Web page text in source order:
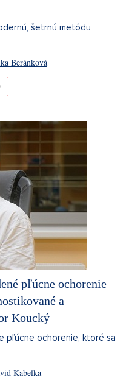
šetrnú metódu
Beránková
pľúcne ochorenie
a
Koucký
pľúcne ochorenie, ktoré sa
Kabelka